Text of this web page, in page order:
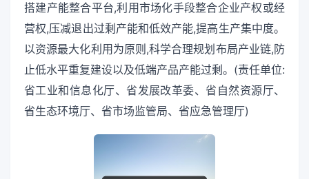
搭建产能整合平台,利用市场化手段整合企业产权或经
营权,压减退出过剩产能和低效产能,提高生产集中度。
以资源最大化利用为原则,科学合理规划布局产业链,防
止低水平重复建设以及低端产品产能过剩。(责任单位:
省工业和信息化厅、省发展改革委、省自然资源厅、
省生态环境厅、省市场监管局、省应急管理厅)